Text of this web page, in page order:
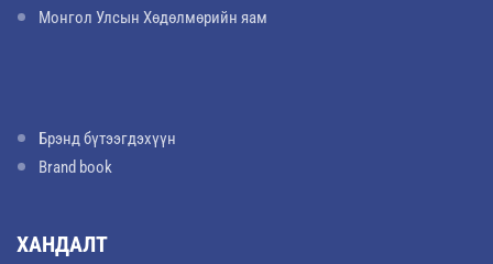
Монгол Улсын Хөдөлмөрийн яам
Брэнд бүтээгдэхүүн
Brand book
ХАНДАЛТ